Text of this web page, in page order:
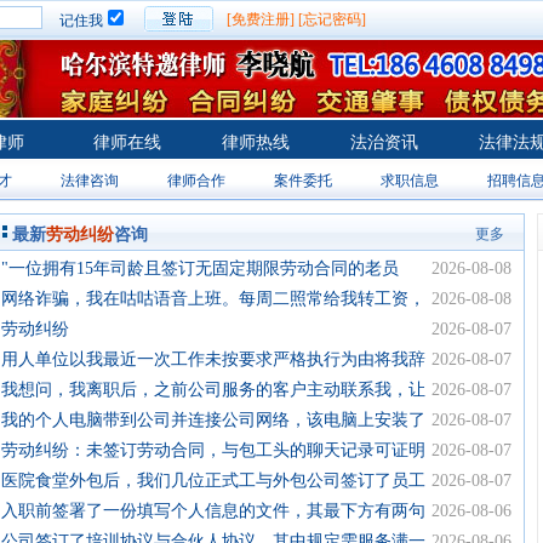
记住我 [免费注册] [忘记密码]
师 律师在线 律师热线 法治资讯 法律法
法律咨询 律师合作 案件委托 求职信息 招聘信
最新劳动纠纷咨询 更多
2026-08-08
一位拥有15年司龄且签订无固定期限劳动合同的老员
，公司以岗位整合、 2026-08-08
网络诈骗，我在咕咕语音上班。每周二照常给我转工资，
后他说给我转了一笔赃款 2026-08-07
劳动纠纷
2026-08-07
用人单位以我最近一次工作未按要求严格执行为由将我辞
，称此行为触碰了单 2026-08-07
我想问，我离职后，之前公司服务的客户主动联系我，让
帮忙兼职做事，但前 2026-08-07
我的个人电脑带到公司并连接公司网络，该电脑上安装了
版软件，公司需要为 2026-08-07
劳动纠纷：未签订劳动合同，与包工头的聊天记录可证明
体拖欠金额，拖欠时 2026-08-07
医院食堂外包后，我们几位正式工与外包公司签订了员工
则，劳务关系仍在医 2026-08-06
入职前签署了一份填写个人信息的文件，其最下方有两句
表明双方在平等自愿